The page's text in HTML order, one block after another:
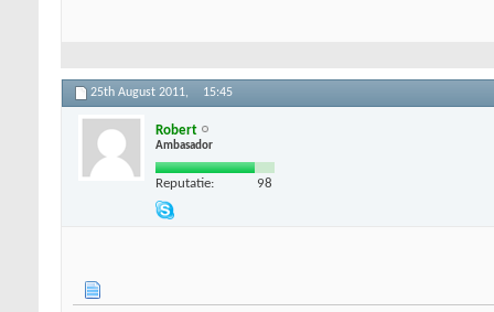
25th August 2011, 15:45
Robert
Ambasador
Reputatie: 98